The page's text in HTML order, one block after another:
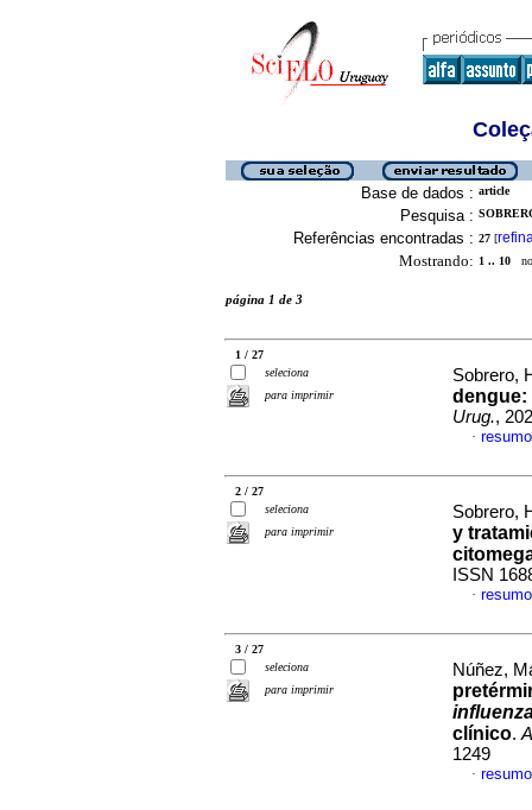
Base de dados : article
Pesquisa :
Referências encontradas : 27 [
Mostrando: 1 .. 10
página 1 de 3
1 / 27
seleciona
para imprimir
Sobrero,
dengue:
Urug.,
·
2 / 27
seleciona
para imprimir
Sobrero,
y
ISSN
·
3 / 27
seleciona
para imprimir
Núñez,
clínico.
1249
·